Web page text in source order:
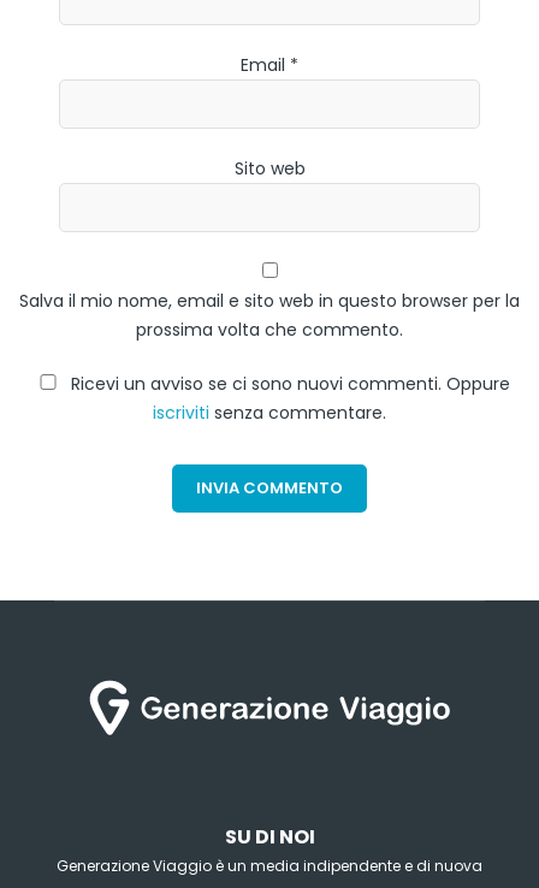
Email *
Sito web
Salva il mio nome, email e sito web in questo browser per la
prossima volta che commento.
Ricevi un avviso se ci sono nuovi commenti. Oppure
iscriviti senza commentare.
SU DI NOI
Generazione Viaggio è un media indipendente e di nuova